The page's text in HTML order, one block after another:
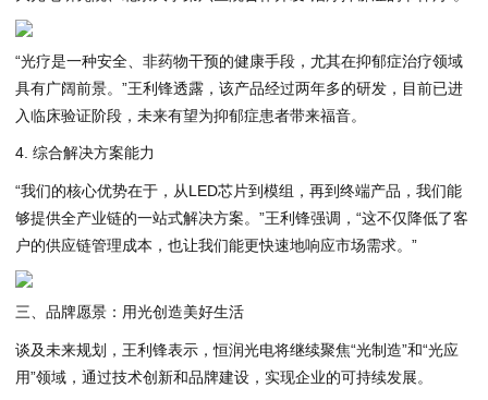
“光疗是一种安全、非药物干预的健康手段，尤其在抑郁症治疗领域
具有广阔前景。”王利锋透露，该产品经过两年多的研发，目前已进
入临床验证阶段，未来有望为抑郁症患者带来福音。
4. 综合解决方案能力
“我们的核心优势在于，从LED芯片到模组，再到终端产品，我们能
够提供全产业链的一站式解决方案。”王利锋强调，“这不仅降低了客
户的供应链管理成本，也让我们能更快速地响应市场需求。”
三、品牌愿景：用光创造美好生活
谈及未来规划，王利锋表示，恒润光电将继续聚焦“光制造”和“光应
用”领域，通过技术创新和品牌建设，实现企业的可持续发展。